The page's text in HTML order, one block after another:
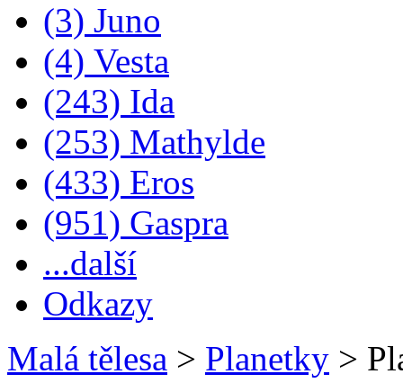
(3) Juno
(4) Vesta
(243) Ida
(253) Mathylde
(433) Eros
(951) Gaspra
...další
Odkazy
Malá tělesa > Planetky >